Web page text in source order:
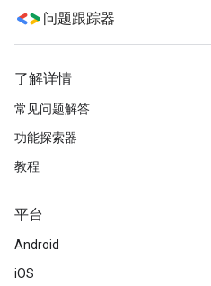
问题跟踪器
了解详情
常见问题解答
功能探索器
教程
平台
Android
iOS